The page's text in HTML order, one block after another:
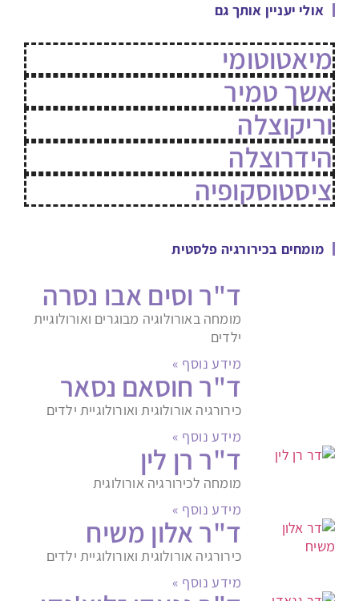
אולי יעניין אותך גם
מיאטוטומי
אשך טמיר
וריקוצלה
הידרוצלה
ציסטוסקופיה
מומחים בכירורגיה פלסטית
ד"ר וסים אבו נסרה
מומחה באורולוגיה מבוגרים ואורולוגיית
ילדים
מידע נוסף »
ד"ר חוסאם נסאר
כירורגיה אורולוגית ואורולוגיית ילדים
מידע נוסף »
ד"ר רן לין
מומחה לכירורגיה אורולוגית
מידע נוסף »
ד"ר אלון משיח
כירורגיה אורולוגית ואורולוגיית ילדים
מידע נוסף »